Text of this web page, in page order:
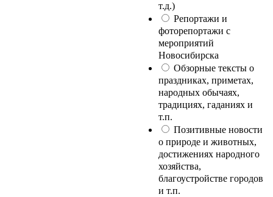
т.д.)
Репортажи и
фоторепортажи с
мероприятий
Новосибирска
Обзорные тексты о
праздниках, приметах,
народных обычаях,
традициях, гаданиях и
т.п.
Позитивные новости
о природе и животных,
достижениях народного
хозяйства,
благоустройстве городов
и т.п.